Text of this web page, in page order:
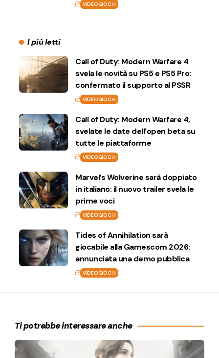
VIDEOGIOCHI
I più letti
Call of Duty: Modern Warfare 4
svela le novità su PS5 e PS5 Pro:
confermato il supporto al PSSR
VIDEOGIOCHI
Call of Duty: Modern Warfare 4,
svelate le date dell’open beta su
tutte le piattaforme
VIDEOGIOCHI
Marvel’s Wolverine sarà doppiato
in italiano: il nuovo trailer svela le
prime voci
VIDEOGIOCHI
Tides of Annihilation sarà
giocabile alla Gamescom 2026:
annunciata una demo pubblica
VIDEOGIOCHI
Ti potrebbe interessare anche